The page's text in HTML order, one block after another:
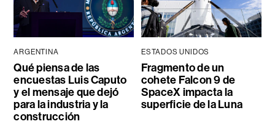
ARGENTINA
Qué piensa de las
encuestas Luis Caputo
y el mensaje que dejó
para la industria y la
construcción
ESTADOS UNIDOS
Fragmento de un
cohete Falcon 9 de
SpaceX impacta la
superficie de la Luna